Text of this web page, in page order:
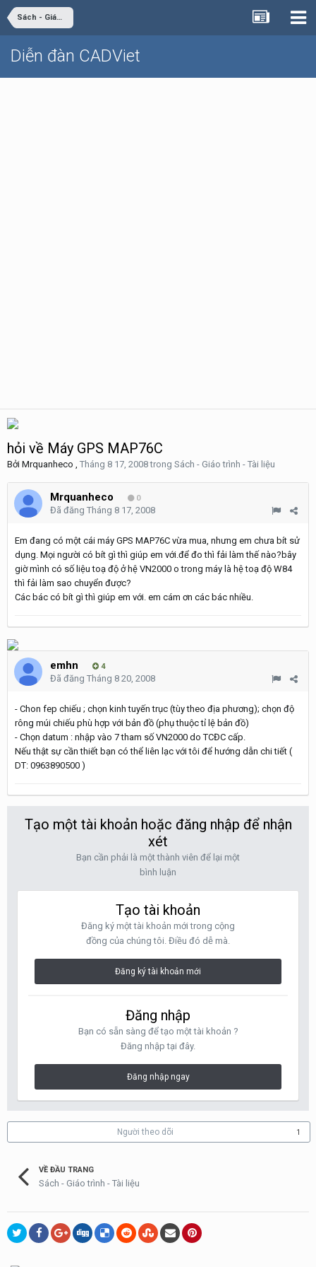
Sách - Giáo trình - Tài liệu
Diễn đàn CADViet
hỏi về Máy GPS MAP76C
Bởi Mrquanheco , Tháng 8 17, 2008trong Sách - Giáo trình - Tài liệu
Mrquanheco 0
Đã đăng Tháng 8 17, 2008
Em đang có một cái máy GPS MAP76C vừa mua, nhưng em chưa bít sử
dụng. Mọi người có bít gì thì giúp em với.để đo thì fải làm thế nào?bây
giờ mình có số liệu toạ độ ở hệ VN2000 o trong máy là hệ toạ độ W84
thì fải làm sao chuyển được?
Các bác có bít gì thì giúp em với. em cám ơn các bác nhiều.
emhn 4
Đã đăng Tháng 8 20, 2008
- Chon fep chiếu ; chọn kinh tuyến trục (tùy theo địa phương); chọn độ
rông múi chiếu phù hợp với bản đồ (phụ thuộc tỉ lệ bản đồ)
- Chọn datum : nhập vào 7 tham số VN2000 do TCĐC cấp.
Nếu thật sự cần thiết bạn có thể liên lạc với tôi để hướng dẫn chi tiết (
DT: 0963890500 )
Tạo một tài khoản hoặc đăng nhập để nhận
xét
Bạn cần phải là một thành viên để lại một
bình luận
Tạo tài khoản
Đăng ký một tài khoản mới trong cộng
đồng của chúng tôi. Điều đó dễ mà.
Đăng ký tài khoản mới
Đăng nhập
Bạn có sẵn sàng để tạo một tài khoản ?
Đăng nhập tại đây.
Đăng nhập ngay
Người theo dõi 1
VỀ ĐẦU TRANG
Sách - Giáo trình - Tài liệu